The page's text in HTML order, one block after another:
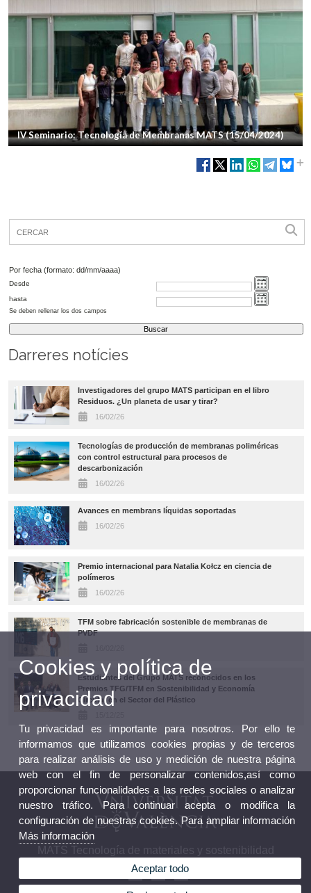
IV Seminario: Tecnología de Membranas MATS (15/04/2024)
Por fecha (formato: dd/mm/aaaa)
Desde
hasta
Se deben rellenar los dos campos
Darreres notícies
Investigadores del grupo MATS participan en el libro
Residuos. ¿Un planeta de usar y tirar?
16/02/26
Tecnologías de producción de membranas poliméricas
con control estructural para procesos de
descarbonización
16/02/26
Avances en membrans líquidas soportadas
16/02/26
Premio internacional para Natalia Kołcz en ciencia de
polímeros
16/02/26
TFM sobre fabricación sostenible de membranas de
PVDF
Estudiantes del Grupo MATS reconocidos en los
Premios TFG/TFM en Sostenibilidad y Economía
Circular en el Sector del Plástico
MATS Tecnología de materiales y sostenibilidad
Cookies y política de
privacidad
Tu privacidad es importante para nosotros. Por ello te
informamos que utilizamos cookies propias y de terceros
para realizar análisis de uso y medición de nuestra página
web con el fin de personalizar contenidos,así como
proporcionar funcionalidades a las redes sociales o analizar
nuestro tráfico. Para continuar acepta o modifica la
configuración de nuestras cookies. Para ampliar información
Más información
Aceptar todo